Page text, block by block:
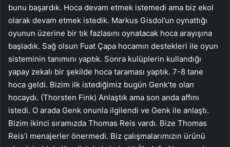
bunu başardık. Hoca devam etmek istemedi ama biz ekol
olarak devam etmek istedik. Markus Gisdol’un oynattığı
oyunun üzerine bir tık fazlasını oynatacak hoca arayışına
başladık. Sağ olsun Fuat Çapa hocamın destekleri ile oyun
sisteminin tanımını yaptık. Sonra kulüplerin kullandığı
yapay zekalı bir şekilde hoca taraması yaptık. 7-8 tane
hoca geldi. Bizim ilk istediğimiz bugün Genk’te olan
hocaydı. (Thorsten Fink) Anlaştık ama son anda affını
istedi. O arada Genk onunla ilgilendi ve Genk ile anlaştı.
Bizim ikinci sıramızda Thomas Reis vardı. Bize Thomas
Reis’i menajerler önermedi. Biz çalışmalarımızın ürünü